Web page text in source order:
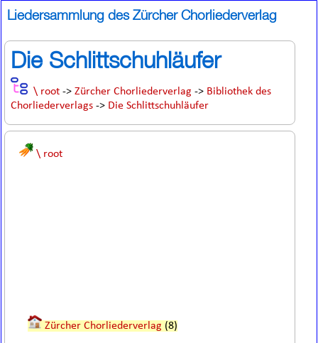
Liedersammlung des Zürcher Chorliederverlag
Die Schlittschuhläufer
\ root ->Zürcher Chorliederverlag -> Bibliothek des
Chorliederverlags -> Die Schlittschuhläufer
\ root
Zürcher Chorliederverlag (8)